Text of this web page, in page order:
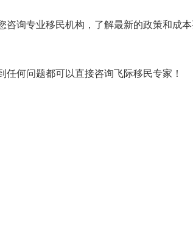
询专业移民机构，了解最新的政策和成
任何问题都可以直接咨询飞际移民专家！